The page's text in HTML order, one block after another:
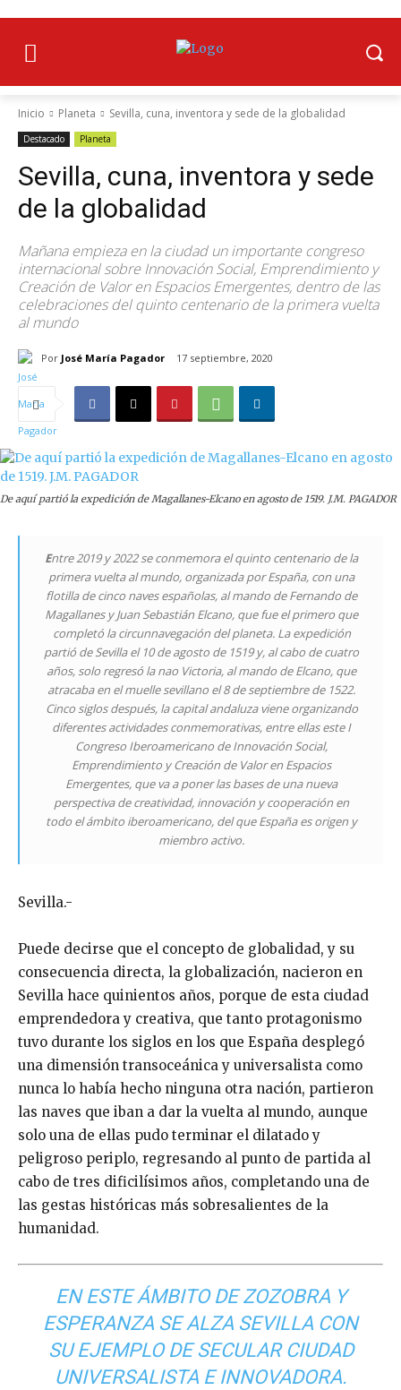
Inicio Planeta Sevilla, cuna, inventora y sede de la globalidad
Destacado Planeta
Sevilla, cuna, inventora y sede
de la globalidad
Mañana empieza en la ciudad un importante congreso
internacional sobre Innovación Social, Emprendimiento y
Creación de Valor en Espacios Emergentes, dentro de las
celebraciones del quinto centenario de la primera vuelta
al mundo
Por José María Pagador 17 septiembre, 2020
De aquí partió la expedición de Magallanes-Elcano en agosto de 1519. J.M. PAGADOR
Entre 2019 y 2022 se conmemora el quinto centenario de la
primera vuelta al mundo, organizada por España, con una
flotilla de cinco naves españolas, al mando de Fernando de
Magallanes y Juan Sebastián Elcano, que fue el primero que
completó la circunnavegación del planeta. La expedición
partió de Sevilla el 10 de agosto de 1519 y, al cabo de cuatro
años, solo regresó la nao Victoria, al mando de Elcano, que
atracaba en el muelle sevillano el 8 de septiembre de 1522.
Cinco siglos después, la capital andaluza viene organizando
diferentes actividades conmemorativas, entre ellas este I
Congreso Iberoamericano de Innovación Social,
Emprendimiento y Creación de Valor en Espacios
Emergentes, que va a poner las bases de una nueva
perspectiva de creatividad, innovación y cooperación en
todo el ámbito iberoamericano, del que España es origen y
miembro activo.
Sevilla.-
Puede decirse que el concepto de globalidad, y su
consecuencia directa, la globalización, nacieron en
Sevilla hace quinientos años, porque de esta ciudad
emprendedora y creativa, que tanto protagonismo
tuvo durante los siglos en los que España desplegó
una dimensión transoceánica y universalista como
nunca lo había hecho ninguna otra nación, partieron
las naves que iban a dar la vuelta al mundo, aunque
solo una de ellas pudo terminar el dilatado y
peligroso periplo, regresando al punto de partida al
cabo de tres dificilísimos años, completando una de
las gestas históricas más sobresalientes de la
humanidad.
EN ESTE ÁMBITO DE ZOZOBRA Y
ESPERANZA SE ALZA SEVILLA CON
SU EJEMPLO DE SECULAR CIUDAD
UNIVERSALISTA E INNOVADORA.